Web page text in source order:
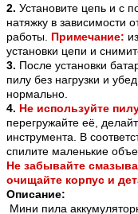
2. Установите цепь и с
натяжку в зависимости
работы. Примечание:
установки цепи и
3. После установки
пилу без нагрузки и
нормально.
4. Не используйте
перегружайте её,
инструмента. В
спилите маленькие
Не забывайте
очищайте корпус и
Описание:
Мини пила